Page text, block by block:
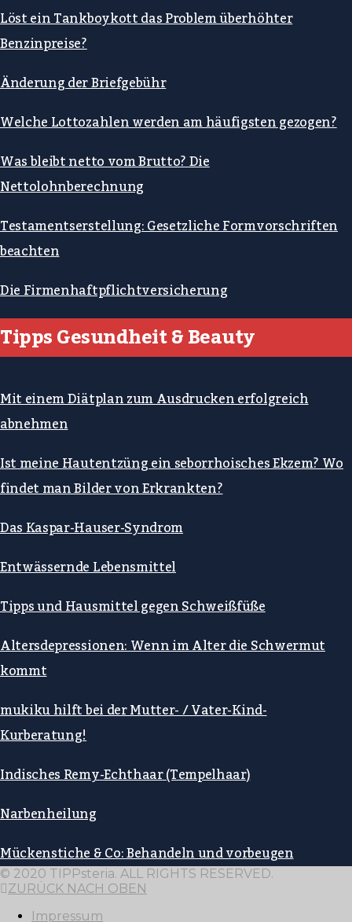
Löst ein Tankboykott das Problem überhöhter
Benzinpreise?
Änderung der Briefgebühr
Welche Lottozahlen werden am häufigsten gezogen?
Was bleibt netto vom Brutto? Die
Nettolohnberechnung
Testamentserstellung: Gesetzliche Formvorschriften
beachten
Die Firmenhaftpflichtversicherung
Tipps Gesundheit & Beauty
Mit einem Diätplan zum Ausdrucken erfolgreich
abnehmen
Ist meine Hautentzüng ein seborrhoisches Ekzem? Wo
findet man Bilder von Erkrankten?
Das Kaspar-Hauser-Syndrom
Entwässernde Lebensmittel
Tipps und Hausmittel gegen Schweißfüße
Altersdepressionen: Wenn im Alter die Schwermut
kommt
mukiku hilft bei der Mutter- / Vater-Kind-
Kurberatung!
Indisches Remy-Echthaar (Tempelhaar)
Narbenheilung
Mückenstiche & Co: Behandeln und vorbeugen
© 2020 TIPPsteria. ALL RIGHTS RESERVED.
ZURÜCK NACH OBEN
Impressum